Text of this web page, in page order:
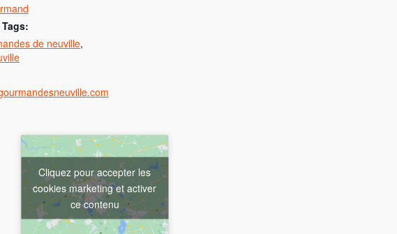
de neuville,
Cliquez pour accepter les
cookies marketing et activer
ce contenu